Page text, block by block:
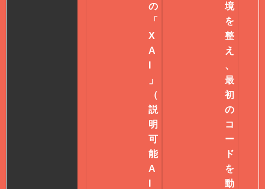
の
「
X
A
」
（
説
明
可
能
A
境
を
整
え
、
最
初
の
コ
ー
ド
を
動